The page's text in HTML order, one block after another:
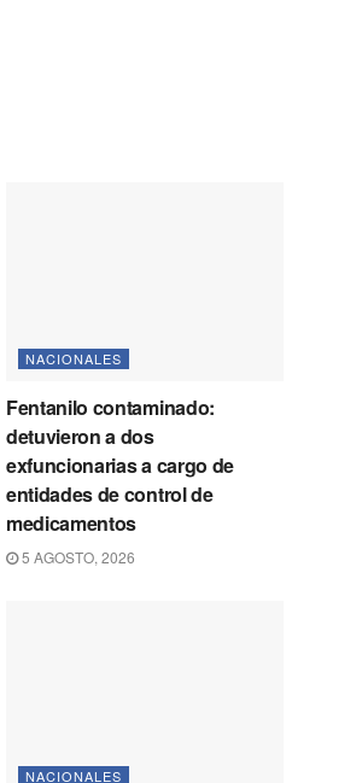
NACIONALES
Fentanilo contaminado:
detuvieron a dos
exfuncionarias a cargo de
entidades de control de
medicamentos
5 AGOSTO, 2026
NACIONALES